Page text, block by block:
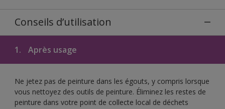
Conseils d’utilisation
1. Après usage
Ne jetez pas de peinture dans les égouts, y compris lorsque
vous nettoyez des outils de peinture. Éliminez les restes de
peinture dans votre point de collecte local de déchets